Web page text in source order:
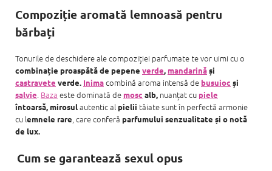
Compoziție aromată lemnoasă pentru
bărbați
Tonurile de deschidere ale compoziției parfumate te vor uimi cu o
combinație proaspătă de pepene verde, mandarinăși
castravete verde. Inimacombină aroma intensă de busuioc și
salvie. Baza este dominată de mosc alb, nuanțat cu piele
întoarsă, mirosulautentic al pielii tăiate sunt în perfectă armonie
cu lemnele rare, care conferă parfumului senzualitate și o notă
de lux.
Cum se garantează sexul opus